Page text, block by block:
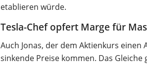
etablieren würde.
Tesla-Chef opfert Marge für
Auch Jonas, der dem Aktienkurs
sinkende Preise kommen. Das